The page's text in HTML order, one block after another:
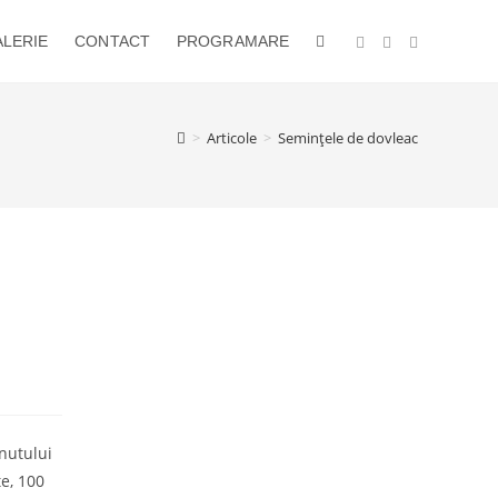
CONTACT PROGRAMARE TOGGLE
> Articole > Semințele de dovleac
100